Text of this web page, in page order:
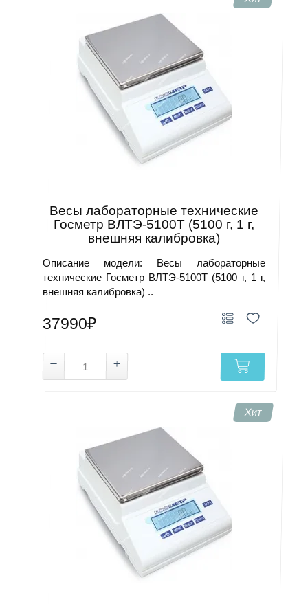
Весы лабораторные технические
Госметр ВЛТЭ-5100Т (5100 г, 1 г,
внешняя калибровка)
Описание модели: Весы лабораторные
технические Госметр ВЛТЭ-5100Т (5100 г, 1 г,
внешняя калибровка) ..
37990₽
Хит